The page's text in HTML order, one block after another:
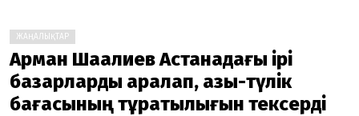
ЖАҢАЛЫҚТАР
Арман Шаққалиев Астанадағы ірі
базарларды аралап, азық-түлік
бағасының тұрақтылығын тексерді